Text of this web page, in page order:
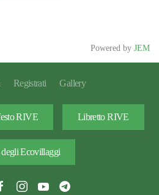
Powered by JEM
Registrati Gallery
RIVE Libretto RIVE
Ecovillaggi